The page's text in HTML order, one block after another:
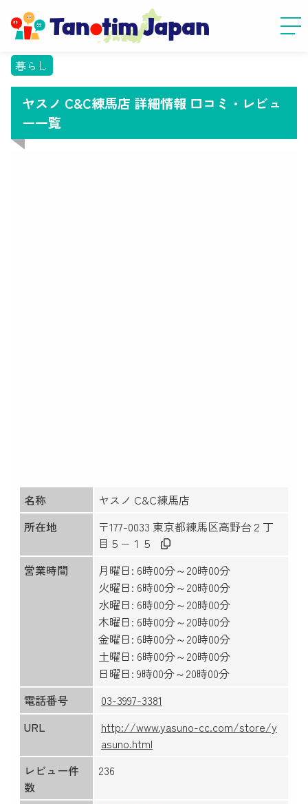
暮らし
ヤスノ C&C練馬店 詳細情報 口コミ・レビュ
ー一覧
名称
ヤスノ C&C練馬店
所在地
〒177-0033 東京都練馬区高野台２丁
目５−１５
営業時間
月曜日: 6時00分～20時00分
火曜日: 6時00分～20時00分
水曜日: 6時00分～20時00分
木曜日: 6時00分～20時00分
金曜日: 6時00分～20時00分
土曜日: 6時00分～20時00分
日曜日: 9時00分～20時00分
電話番号
03-3997-3381
URL
http://www.yasuno-cc.com/store/y
asuno.html
レビュー件
数
236